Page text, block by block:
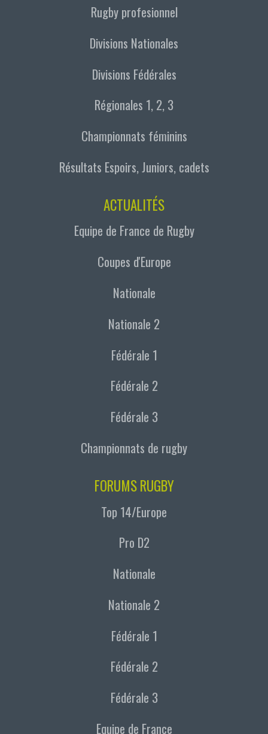
Rugby profesionnel
Divisions Nationales
Divisions Fédérales
Régionales 1, 2, 3
Championnats féminins
Résultats Espoirs, Juniors, cadets
ACTUALITÉS
Equipe de France de Rugby
Coupes d'Europe
Nationale
Nationale 2
Fédérale 1
Fédérale 2
Fédérale 3
Championnats de rugby
FORUMS RUGBY
Top 14/Europe
Pro D2
Nationale
Nationale 2
Fédérale 1
Fédérale 2
Fédérale 3
Equipe de France